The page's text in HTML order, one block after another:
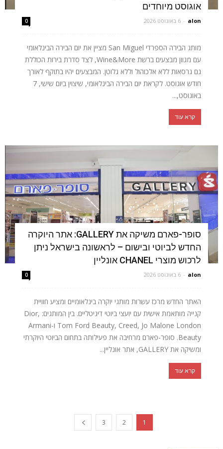
אוגוסט מיוחדים
alon
- 6 באוגוסט 2026 0
מותג הבירה הספרדי San Miguel מציין את יום הבירה הבינלאומי
עם מגוון מבצעים ברשת Wine&More, לצד סדרת בירות הכוללת
גם גרסאות ללא אלכוהול וללא גלוטן. המבצעים יהיו בתוקף לאורך
חודש אוגוסט. לקראת יום הבירה הבינלאומי, שיצוין ביום שישי, 7
באוגוסט,...
קרא עוד
סופר-פארם משיקה את GALLERY: אתר היוקרה
החדש לביוטי ובישום – לראשונה בישראל ניתן
לרכוש מוצרי CHANEL אונליין
alon
- 6 באוגוסט 2026 0
האתר החדש מרכז עשרות מותגי יוקרה בינלאומיים ומציע חוויית
קנייה מותאמת אישית עם יועצי ביוטי דיגיטליים. בין המותגים: Dior,
Tom Ford Beauty, Creed, Jo Malone London ו-Armani
Beauty. סופר-פארם מרחיבה את פעילותה בתחום הביוטי היוקרתי
ומשיקה את GALLERY, אתר אונליין...
קרא עוד
1
2
3